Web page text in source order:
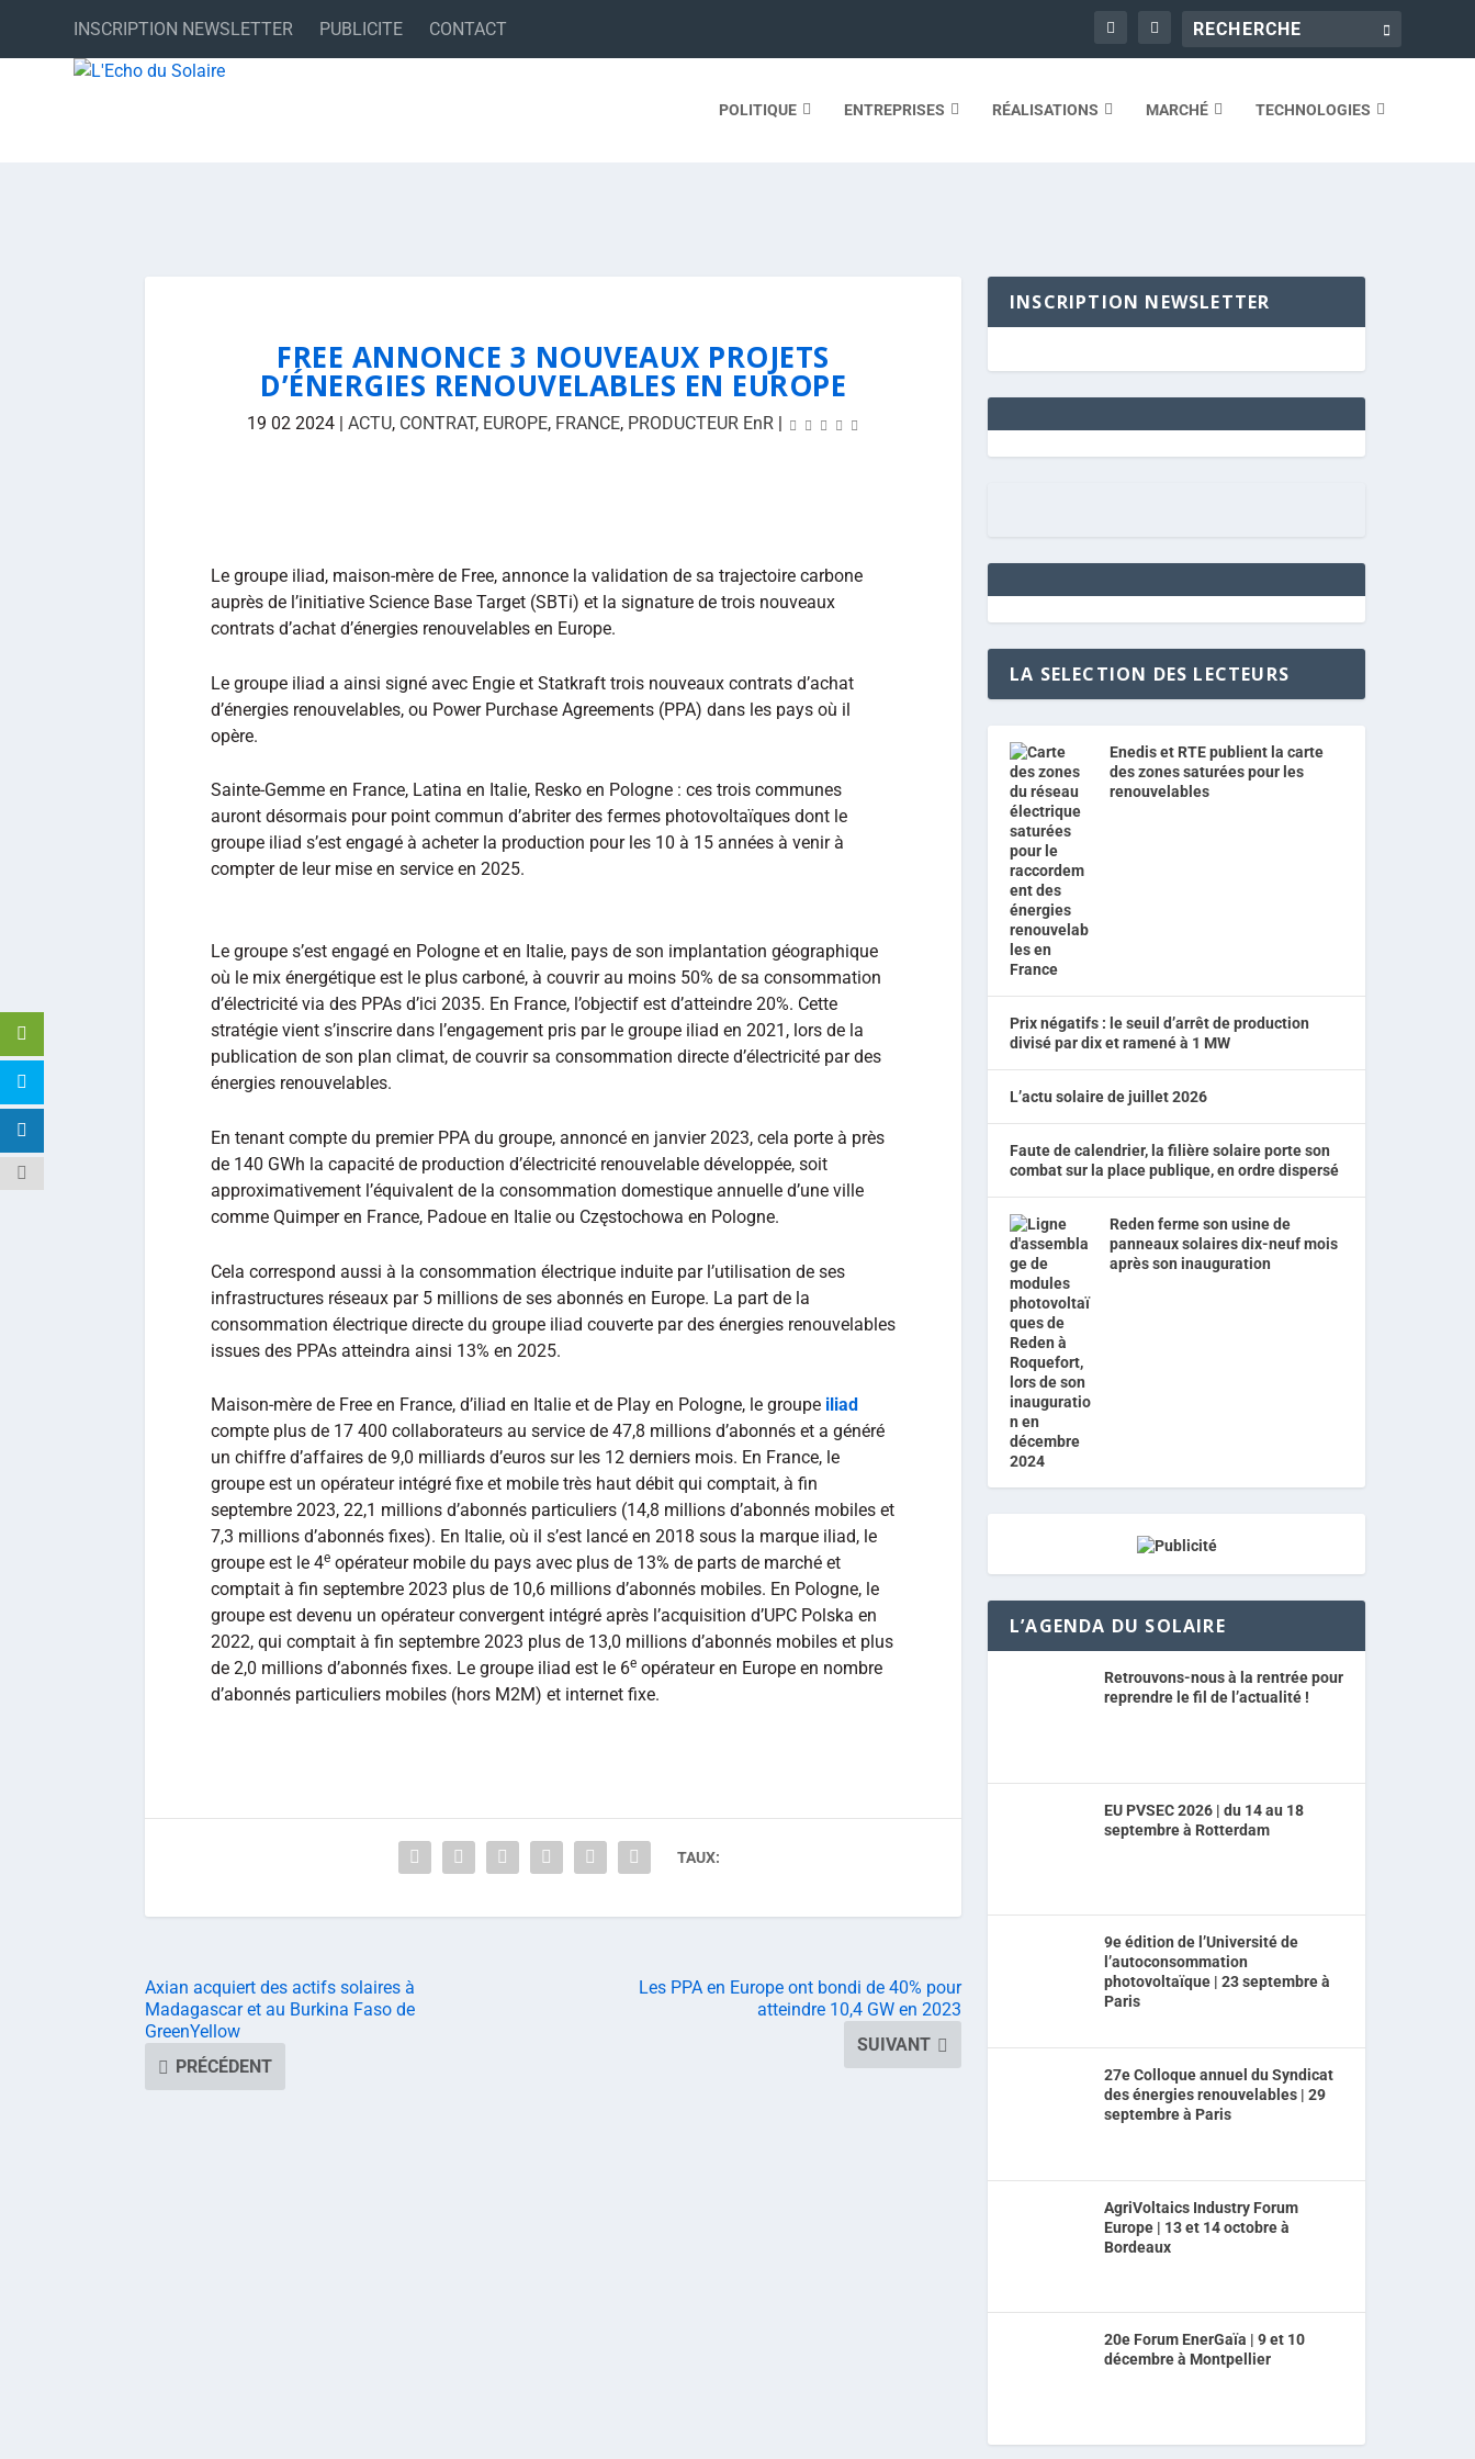
INSCRIPTION NEWSLETTER PUBLICITE CONTACT
POLITIQUE ENTREPRISES RÉALISATIONS MARCHÉ TECHNOLOGIES
FREE ANNONCE 3 NOUVEAUX PROJETS
D’ÉNERGIES RENOUVELABLES EN EUROPE
19 02 2024 | ACTU, CONTRAT, EUROPE, FRANCE, PRODUCTEUR EnR |
Le groupe iliad, maison-mère de Free, annonce la validation de sa trajectoire carbone
auprès de l’initiative Science Base Target (SBTi) et la signature de trois nouveaux
contrats d’achat d’énergies renouvelables en Europe.
Le groupe iliad a ainsi signé avec Engie et Statkraft trois nouveaux contrats d’achat
d’énergies renouvelables, ou Power Purchase Agreements (PPA) dans les pays où il
opère.
Sainte-Gemme en France, Latina en Italie, Resko en Pologne : ces trois communes
auront désormais pour point commun d’abriter des fermes photovoltaïques dont le
groupe iliad s’est engagé à acheter la production pour les 10 à 15 années à venir à
compter de leur mise en service en 2025.
Le groupe s’est engagé en Pologne et en Italie, pays de son implantation géographique
où le mix énergétique est le plus carboné, à couvrir au moins 50% de sa consommation
d’électricité via des PPAs d’ici 2035. En France, l’objectif est d’atteindre 20%. Cette
stratégie vient s’inscrire dans l’engagement pris par le groupe iliad en 2021, lors de la
publication de son plan climat, de couvrir sa consommation directe d’électricité par des
énergies renouvelables.
En tenant compte du premier PPA du groupe, annoncé en janvier 2023, cela porte à près
de 140 GWh la capacité de production d’électricité renouvelable développée, soit
approximativement l’équivalent de la consommation domestique annuelle d’une ville
comme Quimper en France, Padoue en Italie ou Częstochowa en Pologne.
Cela correspond aussi à la consommation électrique induite par l’utilisation de ses
infrastructures réseaux par 5 millions de ses abonnés en Europe. La part de la
consommation électrique directe du groupe iliad couverte par des énergies renouvelables
issues des PPAs atteindra ainsi 13% en 2025.
Maison-mère de Free en France, d’iliad en Italie et de Play en Pologne, le groupe iliad
compte plus de 17 400 collaborateurs au service de 47,8 millions d’abonnés et a généré
un chiffre d’affaires de 9,0 milliards d’euros sur les 12 derniers mois. En France, le
groupe est un opérateur intégré fixe et mobile très haut débit qui comptait, à fin
septembre 2023, 22,1 millions d’abonnés particuliers (14,8 millions d’abonnés mobiles et
7,3 millions d’abonnés fixes). En Italie, où il s’est lancé en 2018 sous la marque iliad, le
groupe est le 4e opérateur mobile du pays avec plus de 13% de parts de marché et
comptait à fin septembre 2023 plus de 10,6 millions d’abonnés mobiles. En Pologne, le
groupe est devenu un opérateur convergent intégré après l’acquisition d’UPC Polska en
2022, qui comptait à fin septembre 2023 plus de 13,0 millions d’abonnés mobiles et plus
de 2,0 millions d’abonnés fixes. Le groupe iliad est le 6e opérateur en Europe en nombre
d’abonnés particuliers mobiles (hors M2M) et internet fixe.
TAUX:
Axian acquiert des actifs solaires à
Madagascar et au Burkina Faso de
GreenYellow
PRÉCÉDENT
Les PPA en Europe ont bondi de 40% pour
atteindre 10,4 GW en 2023
SUIVANT
INSCRIPTION NEWSLETTER
LA SELECTION DES LECTEURS
Enedis et RTE publient la carte
des zones saturées pour les
renouvelables
Prix négatifs : le seuil d’arrêt de production
divisé par dix et ramené à 1 MW
L’actu solaire de juillet 2026
Faute de calendrier, la filière solaire porte son
combat sur la place publique, en ordre dispersé
Reden ferme son usine de
panneaux solaires dix-neuf mois
après son inauguration
L’AGENDA DU SOLAIRE
Retrouvons-nous à la rentrée pour
reprendre le fil de l’actualité !
EU PVSEC 2026 | du 14 au 18
septembre à Rotterdam
9e édition de l’Université de
l’autoconsommation
photovoltaïque | 23 septembre à
Paris
27e Colloque annuel du Syndicat
des énergies renouvelables | 29
septembre à Paris
AgriVoltaics Industry Forum
Europe | 13 et 14 octobre à
Bordeaux
20e Forum EnerGaïa | 9 et 10
décembre à Montpellier